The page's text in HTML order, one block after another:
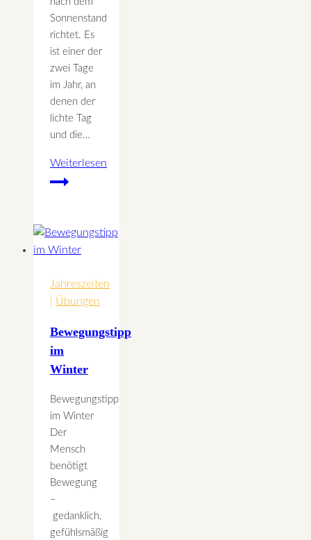
Sonnenstand
richtet. Es
ist einer der
zwei Tage
im Jahr, an
denen der
lichte Tag
und die…
Weiterlesen
22.
Tag
und
Jahreszeiten
Übungen
Bewegungstipp
im
Winter
Bewegungstipp
im Winter
Der
Mensch
benötigt
Bewegung
–
gedanklich,
gefühlsmäßig